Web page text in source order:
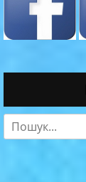
Search
for: